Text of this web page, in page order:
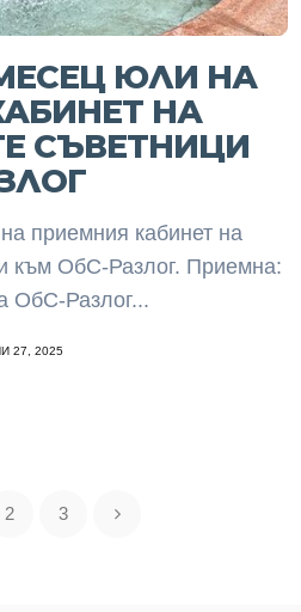
ЮЛИ НА
НА
СЪВЕТНИЦИ
приемния кабинет на
към ОбС-Разлог. Приемна:
ОбС-Разлог...
27, 2025
2 3